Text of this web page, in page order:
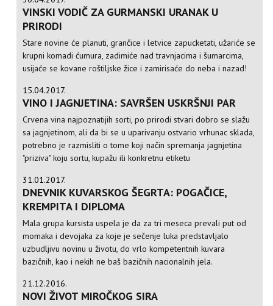
VINSKI VODIČ ZA GURMANSKI URANAK U
PRIRODI
Stare novine će planuti, grančice i letvice zapucketati, užariće se
krupni komadi ćumura, zadimiće nad travnjacima i šumarcima,
usijaće se kovane roštiljske žice i zamirisaće do neba i nazad!
15.04.2017.
VINO I JAGNJETINA: SAVRŠEN USKRŠNJI PAR
Crvena vina najpoznatijih sorti, po prirodi stvari dobro se slažu
sa jagnjetinom, ali da bi se u uparivanju ostvario vrhunac sklada,
potrebno je razmisliti o tome koji način spremanja jagnjetina
"priziva" koju sortu, kupažu ili konkretnu etiketu
31.01.2017.
DNEVNIK KUVARSKOG ŠEGRTA: POGAČICE,
KREMPITA I DIPLOMA
Mala grupa kursista uspela je da za tri meseca prevali put od
momaka i devojaka za koje je sečenje luka predstavljalo
uzbudljivu novinu u životu, do vrlo kompetentnih kuvara
bazičnih, kao i nekih ne baš bazičnih nacionalnih jela.
21.12.2016.
NOVI ŽIVOT MIROČKOG SIRA